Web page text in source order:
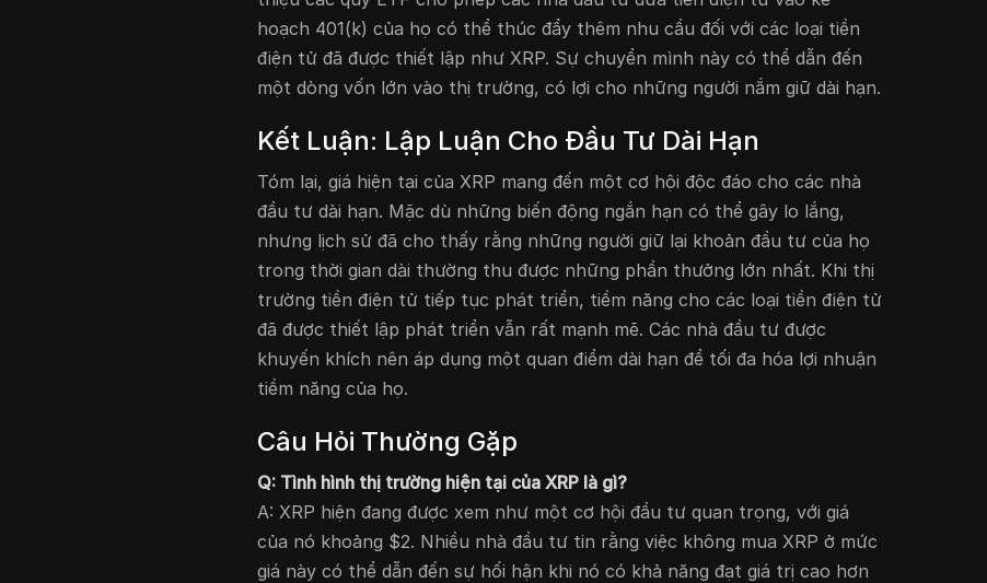
hoạch 401(k) của họ có thể thúc đẩy thêm nhu cầu đối với các loại tiền
điện tử đã được thiết lập như XRP. Sự chuyển mình này có thể dẫn đến
một dòng vốn lớn vào thị trường, có lợi cho những người nắm giữ dài hạn.
Kết Luận: Lập Luận Cho Đầu Tư Dài Hạn
Tóm lại, giá hiện tại của XRP mang đến một cơ hội độc đáo cho các nhà
đầu tư dài hạn. Mặc dù những biến động ngắn hạn có thể gây lo lắng,
nhưng lịch sử đã cho thấy rằng những người giữ lại khoản đầu tư của họ
trong thời gian dài thường thu được những phần thưởng lớn nhất. Khi thị
trường tiền điện tử tiếp tục phát triển, tiềm năng cho các loại tiền điện tử
đã được thiết lập phát triển vẫn rất mạnh mẽ. Các nhà đầu tư được
khuyến khích nên áp dụng một quan điểm dài hạn để tối đa hóa lợi nhuận
tiềm năng của họ.
Câu Hỏi Thường Gặp
Q: Tình hình thị trường hiện tại của XRP là gì?
A: XRP hiện đang được xem như một cơ hội đầu tư quan trọng, với giá
của nó khoảng $2. Nhiều nhà đầu tư tin rằng việc không mua XRP ở mức
giá này có thể dẫn đến sự hối hận khi nó có khả năng đạt giá trị cao hơn